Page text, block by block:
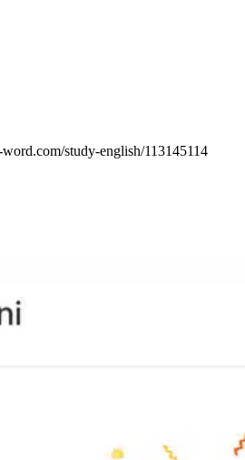
study-english/113145114